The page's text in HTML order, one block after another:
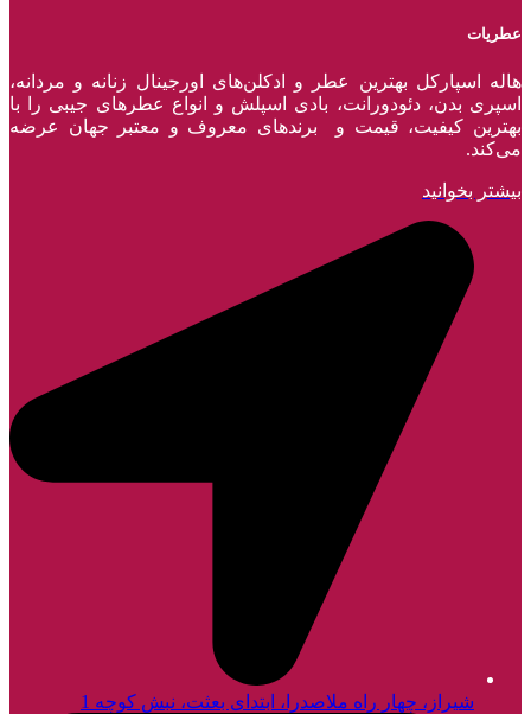
عطریات
هاله اسپارکل بهترین عطر و ادکلن‌های اورجینال زنانه و مردانه،
اسپری بدن، دئودورانت، بادی اسپلش و انواع عطر‌های جیبی را با
بهترین کیفیت، قیمت و برندهای معروف و معتبر جهان عرضه
می‌کند.
بیشتر بخوانید
شیراز، چهار راه ملاصدرا، ابتدای بعثت، نبش کوچه 1